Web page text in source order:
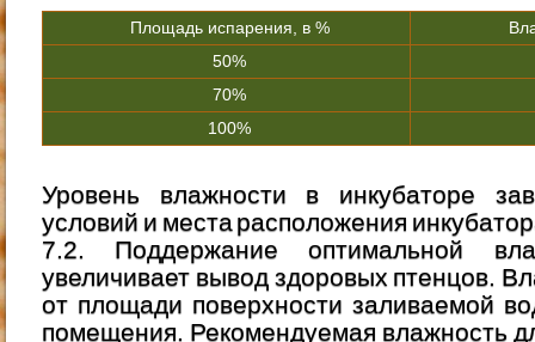
Площадь испарения, в %
50%
70%
100%
Уровень влажности в инкубаторе
условий и места расположения
7.2. Поддержание оптимальной
увеличивает вывод здоровых птенцов.
от площади поверхности заливаемой
помещения. Рекомендуемая влажность